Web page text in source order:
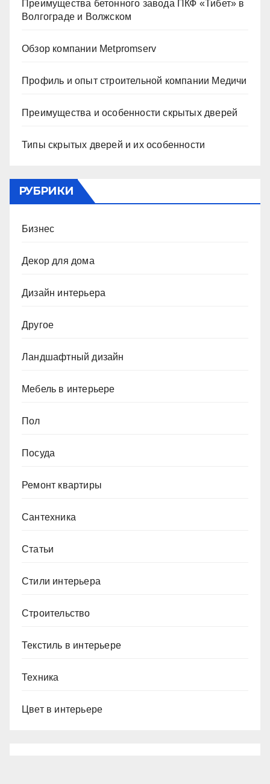
Преимущества бетонного завода ПКФ «Тибет» в
Волгограде и Волжском
Обзор компании Metpromserv
Профиль и опыт строительной компании Медичи
Преимущества и особенности скрытых дверей
Типы скрытых дверей и их особенности
РУБРИКИ
Бизнес
Декор для дома
Дизайн интерьера
Другое
Ландшафтный дизайн
Мебель в интерьере
Пол
Посуда
Ремонт квартиры
Сантехника
Статьи
Стили интерьера
Строительство
Текстиль в интерьере
Техника
Цвет в интерьере